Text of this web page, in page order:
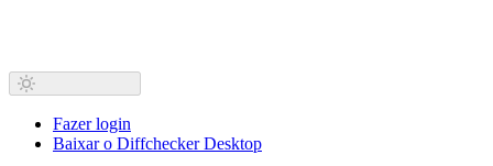
Fazer login
Baixar o Diffchecker Desktop